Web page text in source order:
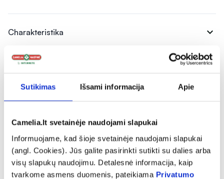
Sutikimas Išsami informacija Apie
Camelia.lt svetainėje naudojami slapukai
Informuojame, kad šioje svetainėje naudojami slapukai
(angl. Cookies). Jūs galite pasirinkti sutikti su dalies arba
visų slapukų naudojimu. Detalesnė informacija, kaip
tvarkome asmens duomenis, pateikiama Privatumo
Charakteristika expand_more
expand_more
Atsiliepimai (1)